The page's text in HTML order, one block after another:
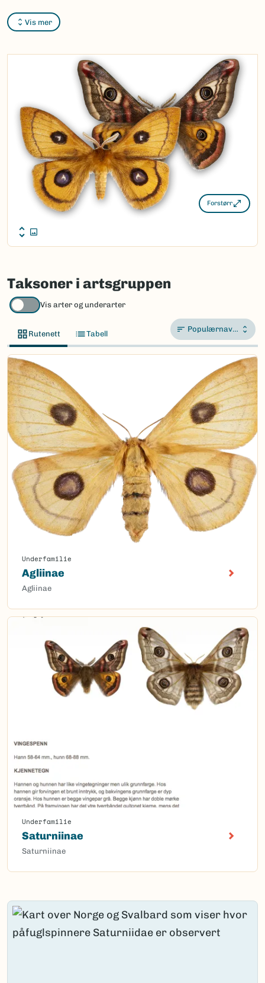
Vis mer
Bokmål:påfuglspinnere
Nynorsk:påfuglspinnarar
Nordsamisk/Davvisámegiella:Ingen
Vitenskapelig navn ID:46470
29693
Gå til Nortaxa for flere detaljer
(Ekstern lenke)
Forstørr
Taksoner i artsgruppen
Vis arter og underarter
Rutenett Tabell Populærnavn A-Å
Underfamilie
Agliinae
Agliinae
Underfamilie
Saturniinae
Saturniinae